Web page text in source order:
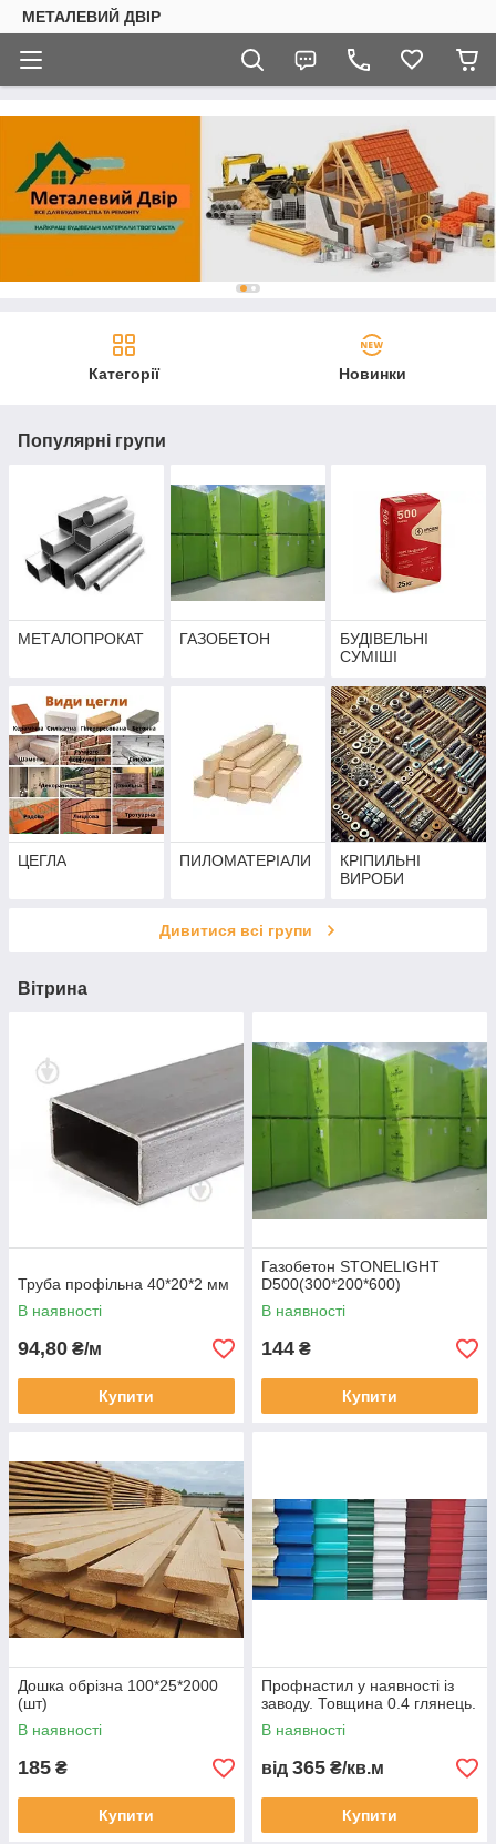
МЕТАЛЕВИЙ ДВІР
Категорії Новинки
Популярні групи
МЕТАЛОПРОКАТ ГАЗОБЕТОН
БУДІВЕЛЬНІ
СУМІШІ
ЦЕГЛА ПИЛОМАТЕРІАЛИ
КРІПИЛЬНІ
ВИРОБИ
Дивитися всі групи
Вітрина
Труба профільна 40*20*2 мм
В наявності
94,80 ₴/м
Купити
Газобетон STONELIGHT
D500(300*200*600)
В наявності
144 ₴
Купити
Дошка обрізна 100*25*2000
(шт)
В наявності
185 ₴
Купити
Профнастил у наявності із
заводу. Товщина 0.4 глянець.
В наявності
від 365 ₴/кв.м
Купити